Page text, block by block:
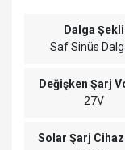
Dalga Şekli
Saf Sinüs
Değişken Şarj
27V
Solar Şarj